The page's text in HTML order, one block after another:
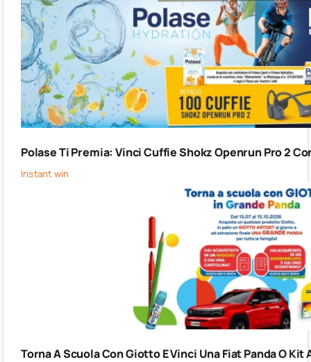
Polase Ti Premia: Vinci Cuffie Shokz Openrun Pro 2
Instant win
Torna A Scuola Con Giotto E Vinci Una Fiat Panda O